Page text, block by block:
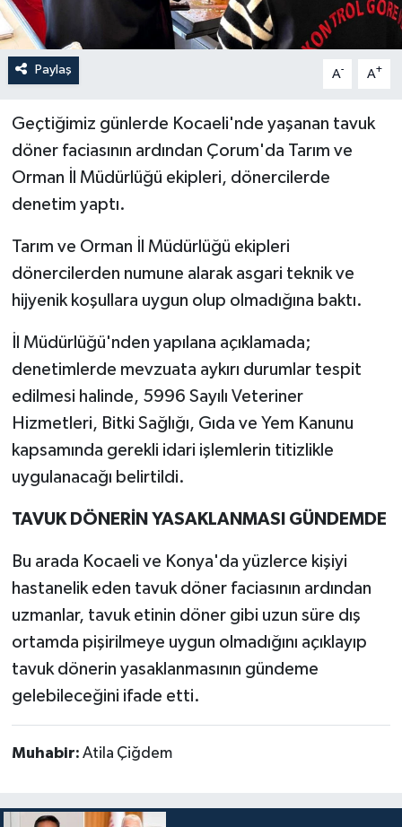
Paylaş A- A+
Geçtiğimiz günlerde Kocaeli'nde yaşanan tavuk
döner faciasının ardından Çorum'da Tarım ve
Orman İl Müdürlüğü ekipleri, dönercilerde
denetim yaptı.
Tarım ve Orman İl Müdürlüğü ekipleri
dönercilerden numune alarak asgari teknik ve
hijyenik koşullara uygun olup olmadığına baktı.
İl Müdürlüğü'nden yapılana açıklamada;
denetimlerde mevzuata aykırı durumlar tespit
edilmesi halinde, 5996 Sayılı Veteriner
Hizmetleri, Bitki Sağlığı, Gıda ve Yem Kanunu
kapsamında gerekli idari işlemlerin titizlikle
uygulanacağı belirtildi.
TAVUK DÖNERİN YASAKLANMASI GÜNDEMDE
Bu arada Kocaeli ve Konya'da yüzlerce kişiyi
hastanelik eden tavuk döner faciasının ardından
uzmanlar, tavuk etinin döner gibi uzun süre dış
ortamda pişirilmeye uygun olmadığını açıklayıp
tavuk dönerin yasaklanmasının gündeme
gelebileceğini ifade etti.
Muhabir: Atila Çiğdem